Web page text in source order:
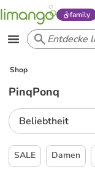
family
Shop
PinqPonq
Beliebtheit
SALE Damen